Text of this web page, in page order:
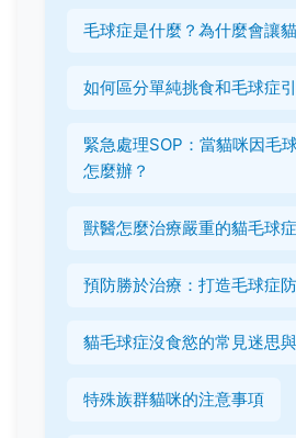
毛球症是什麼？為什麼會讓
如何區分單純挑食和毛球症
緊急處理SOP：當貓咪因毛
怎麼辦？
獸醫怎麼治療嚴重的貓毛球
預防勝於治療：打造毛球症
貓毛球症沒食慾的常見迷思
特殊族群貓咪的注意事項